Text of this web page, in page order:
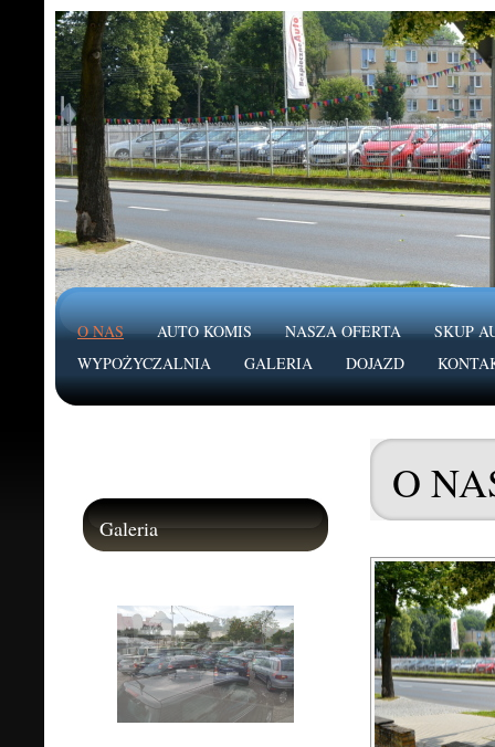
O NAS AUTO KOMIS NASZA OFERTA
SKUP
WYPOŻYCZALNIA
GALERIA DOJAZD
O
Galeria